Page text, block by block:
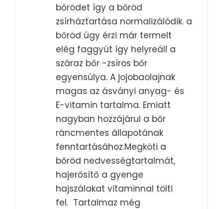
bőrödet így a bőröd
zsírháztartása normalizálódik. a
bőröd úgy érzi már termelt
elég faggyút így helyreáll a
száraz bőr -zsíros bőr
egyensúlya. A jojobaolajnak
magas az ásványi anyag- és
E-vitamin tartalma. Emiatt
nagyban hozzájárul a bőr
ráncmentes állapotának
fenntartásához.Megköti a
bőröd nedvességtartalmát,
hajerősítő a gyenge
hajszálakat vitaminnal tölti
fel. Tartalmaz még